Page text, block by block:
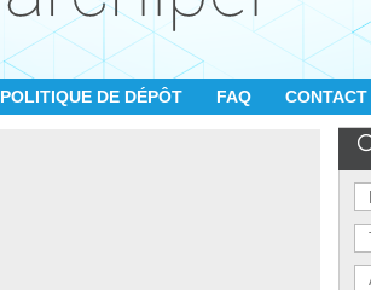
POLITIQUE DE DÉPÔT FAQ CONTACT